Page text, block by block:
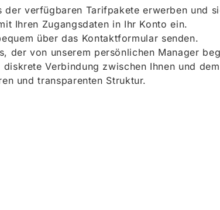
der verfügbaren Tarifpakete erwerben und
Ihren Zugangsdaten in Ihr Konto ein.
über das Kontaktformular senden.
der von unserem persönlichen Manager
Verbindung zwischen Ihnen und
und transparenten Struktur.